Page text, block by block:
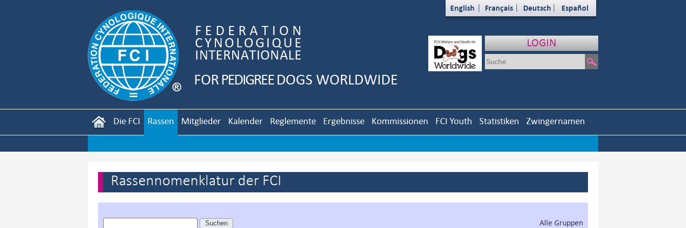
English Français Deutsch Español
LOGIN
Die FCI Rassen Mitglieder Kalender Reglemente Ergebnisse Kommissionen FCI Youth Statistiken Zwingernamen
Rassennomenklatur der FCI
Alle Gruppen